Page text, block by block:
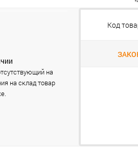
Код
на
на склад товар